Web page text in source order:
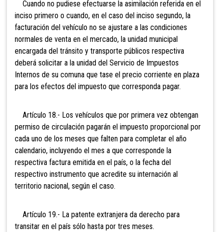
Cuando no pudiese efectuarse la asimilación referida en el
inciso primero o cuando, en el caso del inciso segundo, la
facturación del vehículo no se ajustare a las condiciones
normales de venta en el mercado, la unidad municipal
encargada del tránsito y transporte públicos respectiva
deberá solicitar a la unidad del Servicio de Impuestos
Internos de su comuna que tase el precio corriente en plaza
para los efectos del impuesto que corresponda pagar.
Artículo 18.- Los vehículos que por primera vez obtengan
permiso de circulación pagarán el impuesto proporcional por
cada uno de los meses que falten para completar el año
calendario, incluyendo el mes a que corresponde la
respectiva factura emitida en el país, o la fecha del
respectivo instrumento que acredite su internación al
territorio nacional, según el caso.
Artículo 19.- La patente extranjera da derecho para
transitar en el país sólo hasta por tres meses.